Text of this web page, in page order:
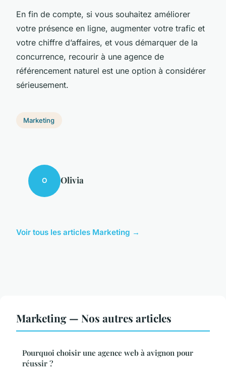
En fin de compte, si vous souhaitez améliorer
votre présence en ligne, augmenter votre trafic et
votre chiffre d’affaires, et vous démarquer de la
concurrence, recourir à une agence de
référencement naturel est une option à considérer
sérieusement.
Marketing
O Olivia
Voir tous les articles Marketing →
Marketing — Nos autres articles
Pourquoi choisir une agence web à avignon pour
réussir ?